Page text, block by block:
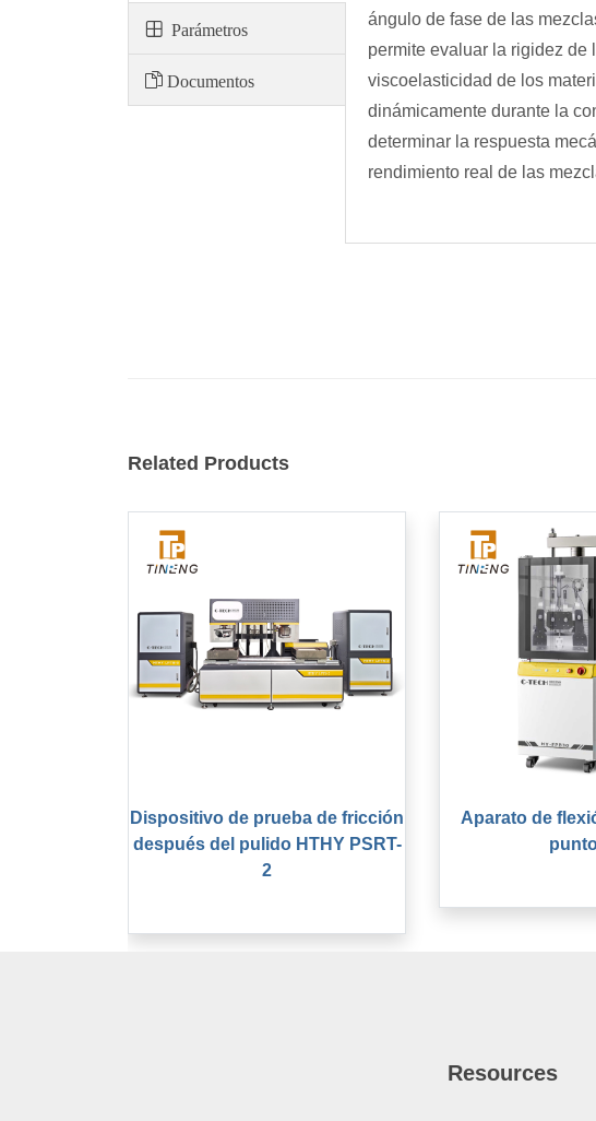
Parámetros
Documentos
ángulo de fase de las
permite evaluar la rigidez de
viscoelasticidad de los
dinámicamente durante la
determinar la respuesta
rendimiento real de las
Related Products
Dispositivo de prueba de fricción
después del pulido HTHY PSRT-
2
Aparato de
Resources